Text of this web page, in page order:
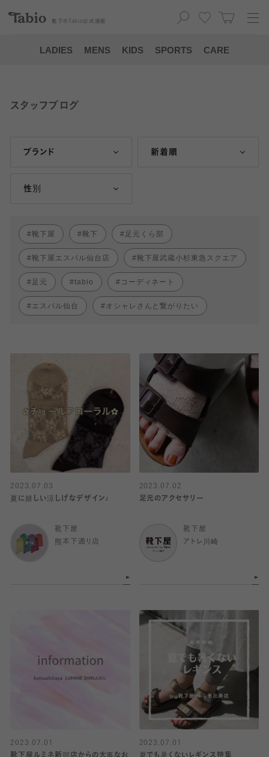
靴下の Tabio 公式通販
LADIES MENS KIDS SPORTS CARE
スタッフブログ
ブランド 新着順
性別
靴下屋 靴下 足元くら部
靴下屋エスパル仙台店 靴下屋武蔵小杉東急スクエア
足元 tabio コーディネート
エスパル仙台 オシャレさんと繋がりたい
2023.07.03
夏に嬉しい涼しげなデザイン♪
靴下屋
熊本下通り店
2023.07.02
足元のアクセサリー
靴下屋
アトレ川崎
2023.07.01
2023.07.01